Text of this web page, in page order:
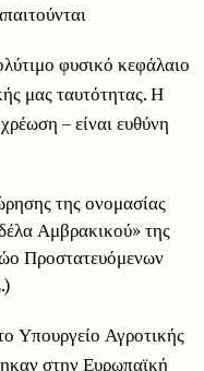
φυσικό κεφάλαιο
μας ταυτότητας. Η
– είναι ευθύνη
της ονομασίας
Αμβρακικού» της
Προστατευόμενων
Υπουργείο Αγροτικής
στην Ευρωπαϊκή